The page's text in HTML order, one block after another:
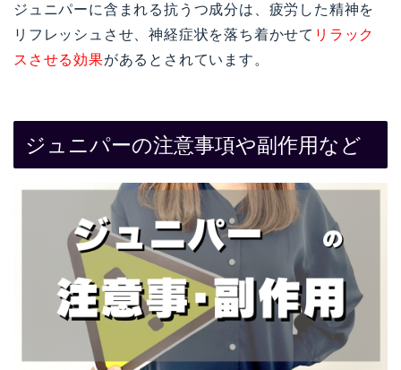
ジュニパーに含まれる抗うつ成分は、疲労した精神を
リフレッシュさせ、神経症状を落ち着かせて リラック
スさせる効果があるとされています 。
ジュニパーの注意事項や副作用など